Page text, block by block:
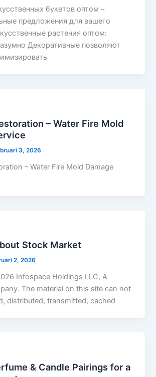
букетов оптом –
предложения для вашего
растения оптом:
Декоративные позволяют
– Water Fire Mold
3, 2026
– Water Fire Mold Damage
Stock Market
2, 2026
Infospace Holdings LLC, A
The material on this site can not
distributed, transmitted, cached
& Candle Pairings for a